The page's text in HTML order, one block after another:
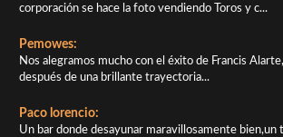
corporación se hace la foto vendiendo Toros y c...
Pemowes:
Nos alegramos mucho con el éxito de Francis Alarte,
después de una brillante trayectoria...
Paco lorencio:
Un bar donde desayunar maravillosamente bien,un